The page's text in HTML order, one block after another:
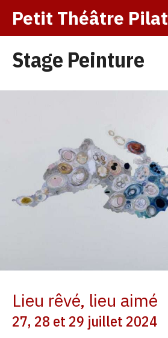
contenu
Petit Théâtre Pilat
Stage Peinture
Lieu rêvé, lieu aimé
27, 28 et 29 juillet 2024